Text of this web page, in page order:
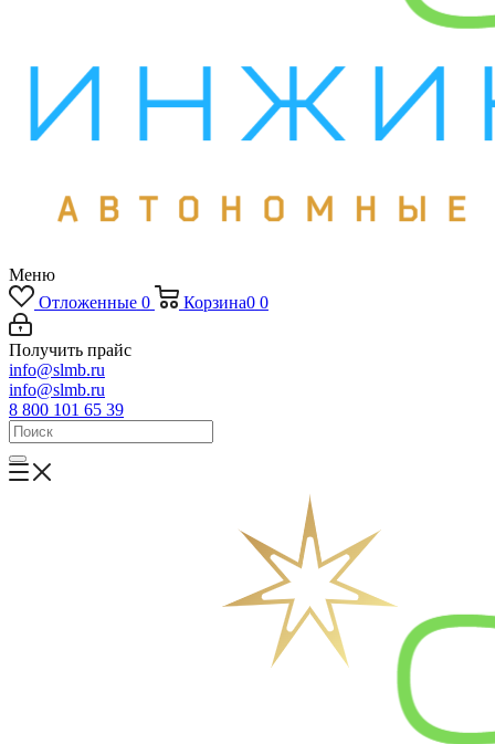
Меню
Отложенные 0 Корзина0 0
Получить прайс
info@slmb.ru
info@slmb.ru
8 800 101 65 39